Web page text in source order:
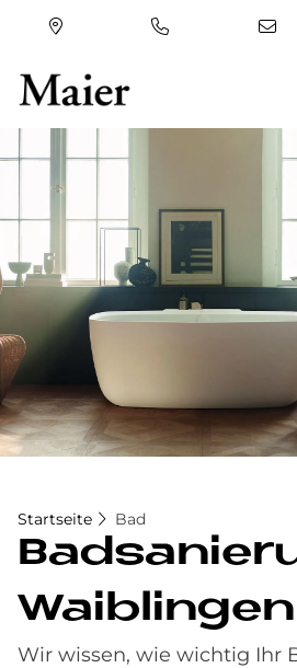
Inhalt
Startseite Bad
Waib­lin­gen
Wir wissen, wie wichtig Ihr